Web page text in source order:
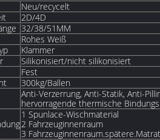
Neu/recycelt
2D/4D
32/38/51MM
Rohes Weiß
Klammer
Silikonisiert/nicht silikonisiert
Fest
300kg/Ballen
Anti-Verzerrung, Anti-Statik, Anti-
hervorragende thermische
1 Spunlace-Wischmaterial
2 Fahrzeuginnenraum
3